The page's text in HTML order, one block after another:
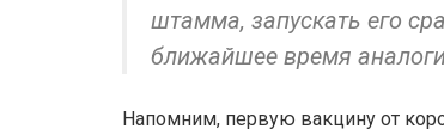
штамма, запускать его
ближайшее время
Напомним, первую вакцину от